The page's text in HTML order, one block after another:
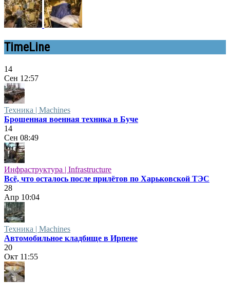
TimeLine
14
Сен 12:57
Техника | Machines
Брошенная военная техника в Буче
14
Сен 08:49
Инфраструктура | Infrastructure
Всё, что осталось после прилётов по Харьковской ТЭС
28
Апр 10:04
Техника | Machines
Автомобильное кладбище в Ирпене
20
Окт 11:55